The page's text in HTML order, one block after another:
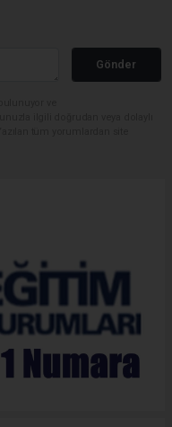
Gönder